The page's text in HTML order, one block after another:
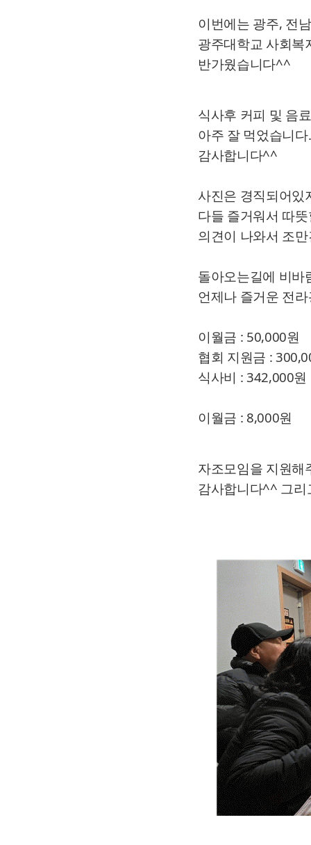
이번에는 광주, 전
광주대학교 사회복
반가웠습니다^^
식사후 커피 및 음
아주 잘 먹었습니다.
감사합니다^^
사진은 경직되어있
다들 즐거워서 따
의견이 나와서 조
돌아오는길에 비바
언제나 즐거운 전
이월금 : 50,000원
협회 지원금 :
식사비 : 342,000원
이월금 : 8,000원
자조모임을 지원해
감사합니다^^ 그